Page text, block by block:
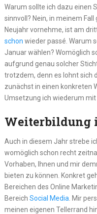
Warum sollte ich dazu einen
sinnvoll? Nein, in meinem
Neujahr vornehme, ist am
schon wieder passé. Warum
Januar wählen? Womöglich
aufgrund genau solcher
trotzdem, denn es lohnt sich
zunächst in einen konkreten
Umsetzung ich wiederum mit
Weiterbildung
Auch in diesem Jahr strebe
womöglich schon recht
Vorhaben, Ihnen und mir
bieten zu können. Konkret
Bereichen des Online
Bereich Social Media . Mir
meinen eigenen Tellerrand